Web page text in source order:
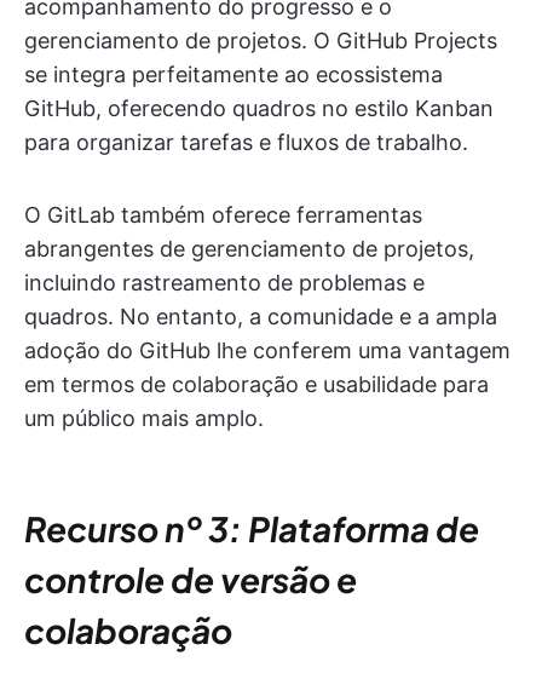
acompanhamento do progresso e o
gerenciamento de projetos. O GitHub Projects
se integra perfeitamente ao ecossistema
GitHub, oferecendo quadros no estilo Kanban
para organizar tarefas e fluxos de trabalho.
O GitLab também oferece ferramentas
abrangentes de gerenciamento de projetos,
incluindo rastreamento de problemas e
quadros. No entanto, a comunidade e a ampla
adoção do GitHub lhe conferem uma vantagem
em termos de colaboração e usabilidade para
um público mais amplo.
Recurso nº 3: Plataforma de
controle de versão e
colaboração